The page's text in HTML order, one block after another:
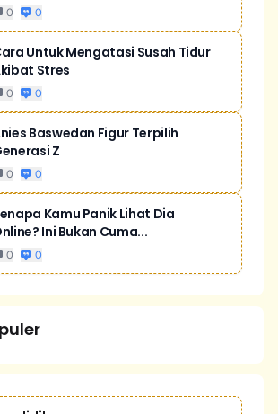
0 0
Untuk Mengatasi Susah Tidur
Stres
0 0
Baswedan Figur Terpilih
Z
0 0
Kamu Panik Lihat Dia
Ini Bukan Cuma...
0 0